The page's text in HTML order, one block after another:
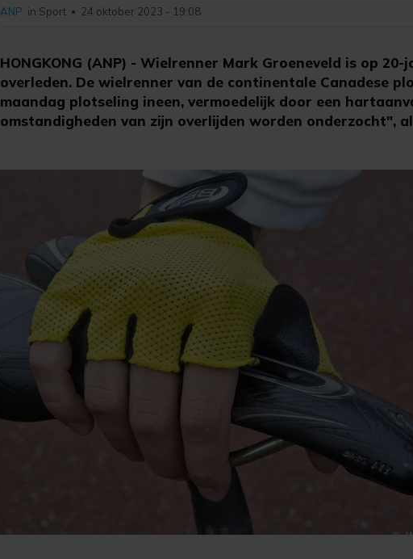
HONGKONG (ANP) - Wielrenner Mark Groeneveld is op
overleden. De wielrenner van de continentale Canadese
maandag plotseling ineen, vermoedelijk door een
omstandigheden van zijn overlijden worden onderzocht",
ANP in Sport • 24 oktober 2023 - 19:08